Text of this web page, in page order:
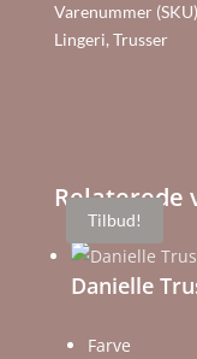
Varenummer
Lingeri, Trusser
Relaterede
Tilbud!
Danielle
Farve